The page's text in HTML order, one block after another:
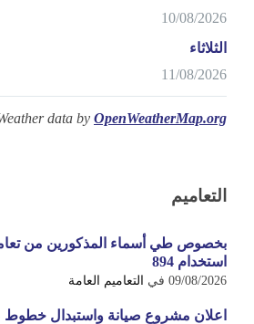
10/08/2026
الثلاثاء
11/08/2026
data by OpenWeatherMap.org
التعاميم
بخصوص طي أسماء المذكورين من
استخدام 894
09/08/2026 في التعاميم العامة
اعلان مشروع صيانة واستبدال